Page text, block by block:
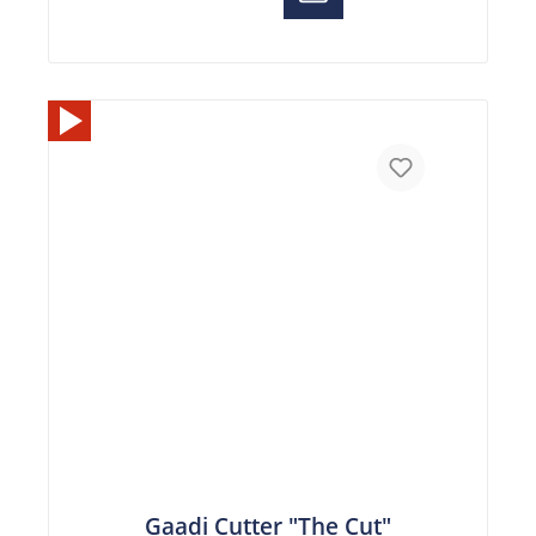
Gaadi Cutter "The Cut"